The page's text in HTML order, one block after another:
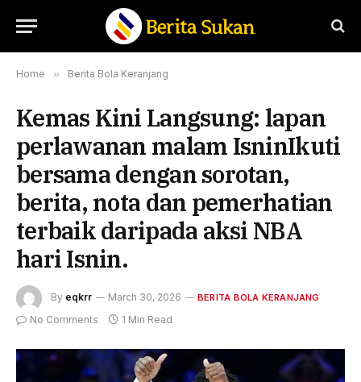
Home » Berita Bola Keranjang
Kemas Kini Langsung: lapan
perlawanan malam IsninIkuti
bersama dengan sorotan,
berita, nota dan pemerhatian
terbaik daripada aksi NBA
hari Isnin.
By eqkrr March 30, 2026 BERITA BOLA KERANJANG
No Comments 1 Min Read